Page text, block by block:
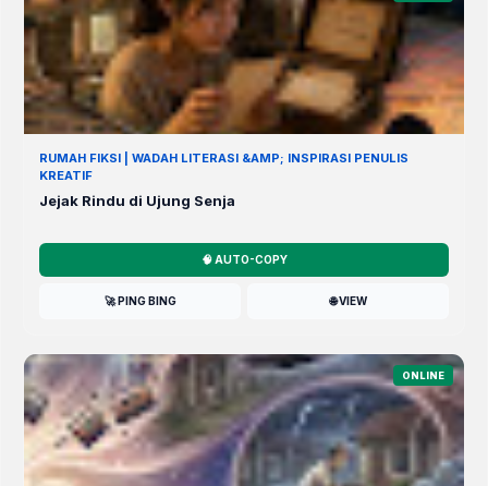
RUMAH FIKSI | WADAH LITERASI &AMP; INSPIRASI PENULIS
KREATIF
Jejak Rindu di Ujung Senja
🧠 AUTO-COPY
🚀 PING BING 🌐 VIEW
ONLINE